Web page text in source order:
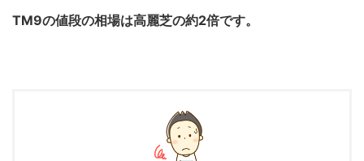
TM9の値段の相場は高麗芝の約2倍です。